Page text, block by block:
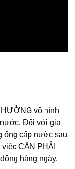
vô hình.
nước. Đối với gia
ống cấp nước sau
CẦN PHẢI
hàng ngày.